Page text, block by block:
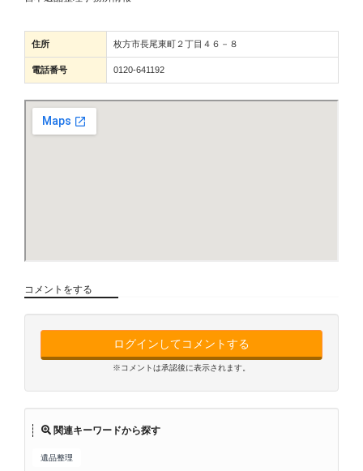
住所 枚方市長尾東町２丁目４６－８
電話番号 0120-641192
コメントをする
ログインしてコメントする
※コメントは承認後に表示されます。
関連キーワードから探す
遺品整理